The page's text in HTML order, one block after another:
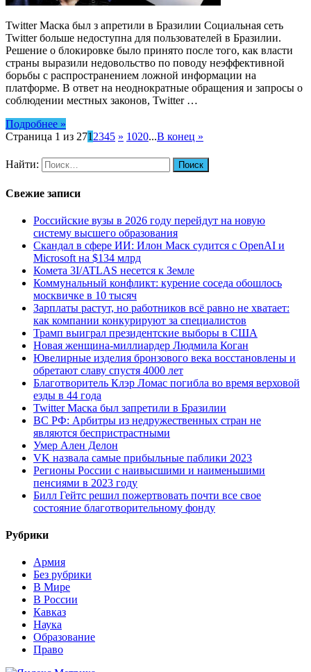
Twitter Маска был з апретили в Бразилии Социальная сеть
Twitter больше недоступна для пользователей в Бразилии.
Решение о блокировке было принято после того, как власти
страны выразили недовольство по поводу неэффективной
борьбы с распространением ложной информации на
платформе. В ответ на неоднократные обращения и запросы о
соблюдении местных законов, Twitter …
Подробнее »
Страница 1 из 271 2345 » 1020...В конец »
Найти:
Свежие записи
Российские вузы в 2026 году перейдут на новую
систему высшего образования
Скандал в сфере ИИ: Илон Маск судится с OpenAI и
Microsoft на $134 млрд
Комета 3I/ATLAS несется к Земле
Коммунальный конфликт: курение соседа обошлось
москвичке в 10 тысяч
Зарплаты растут, но работников всё равно не хватает:
как компании конкурируют за специалистов
Трамп выиграл президентские выборы в США
Новая женщина-миллиардер Людмила Коган
Ювелирные изделия бронзового века восстановлены и
обретают славу спустя 4000 лет
Благотворитель Клэр Ломас погибла во время верховой
езды в 44 года
Twitter Маска был запретили в Бразилии
ВС РФ: Арбитры из недружественных стран не
являются беспристрастными
Умер Ален Делон
VK назвала самые прибыльные паблики 2023
Регионы России с наивысшими и наименьшими
пенсиями в 2023 году
Билл Гейтс решил пожертвовать почти все свое
состояние благотворительному фонду
Рубрики
Армия
Без рубрики
В Мире
В России
Кавказ
Наука
Образование
Право